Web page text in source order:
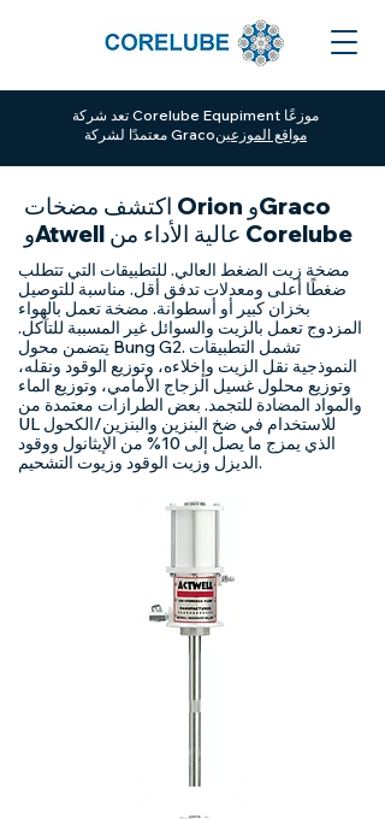
تعد شركة Corelube Equpiment موزعًا
معتمدًا لشركة Gracoمواقع الموزعين
اكتشف مضخات Orion وGraco
وAtwell عالية الأداء من Corelube
مضخة زيت الضغط العالي. للتطبيقات التي تتطلب
ضغطًا أعلى ومعدلات تدفق أقل. مناسبة للتوصيل
بخزان كبير أو أسطوانة. مضخة تعمل بالهواء
المزدوج تعمل بالزيت والسوائل غير المسببة للتآكل.
يتضمن محول Bung G2. تشمل التطبيقات
النموذجية نقل الزيت وإخلاءه، وتوزيع الوقود ونقله،
وتوزيع محلول غسيل الزجاج الأمامي، وتوزيع الماء
والمواد المضادة للتجمد. بعض الطرازات معتمدة من
UL للاستخدام في ضخ البنزين والبنزين/الكحول
الذي يمزج ما يصل إلى 10% من الإيثانول ووقود
الديزل وزيت الوقود وزيوت التشحيم.